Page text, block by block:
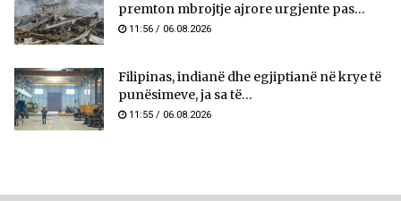
premton mbrojtje ajrore urgjente pas...
11:56 / 06.08.2026
Filipinas, indianë dhe egjiptianë në krye të
punësimeve, ja sa të...
11:55 / 06.08.2026